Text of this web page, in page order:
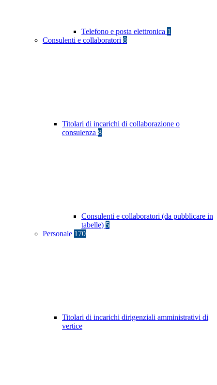
Telefono e posta elettronica 1
Consulenti e collaboratori 8
Titolari di incarichi di collaborazione o
consulenza 8
Consulenti e collaboratori (da pubblicare in
tabelle) 5
Personale 170
Titolari di incarichi dirigenziali amministrativi di
vertice